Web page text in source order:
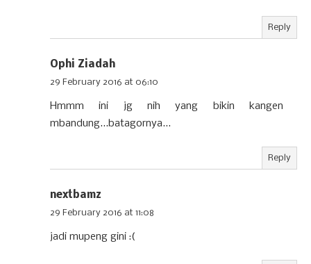
Reply
Ophi Ziadah
29 February 2016 at 06:10
Hmmm ini jg nih yang bikin kangen
mbandung...batagornya...
Reply
nextbamz
29 February 2016 at 11:08
jadi mupeng gini :(